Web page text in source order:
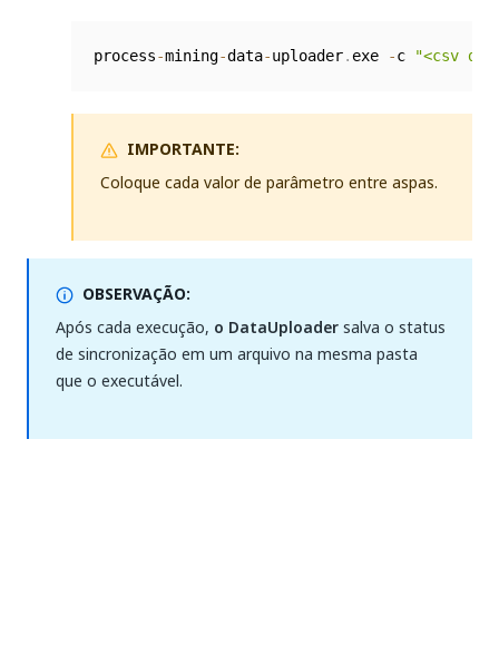
process-mining-data-uploader. exe -c "<csv
IMPORTANTE:
Coloque cada valor de parâmetro entre aspas.
OBSERVAÇÃO:
Após cada execução, o DataUploadersalva o status
de sincronização em um arquivo na mesma pasta
que o executável.